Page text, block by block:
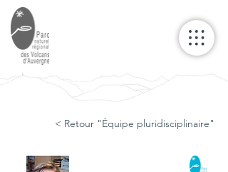
< Retour "Équipe pluridisciplinaire"